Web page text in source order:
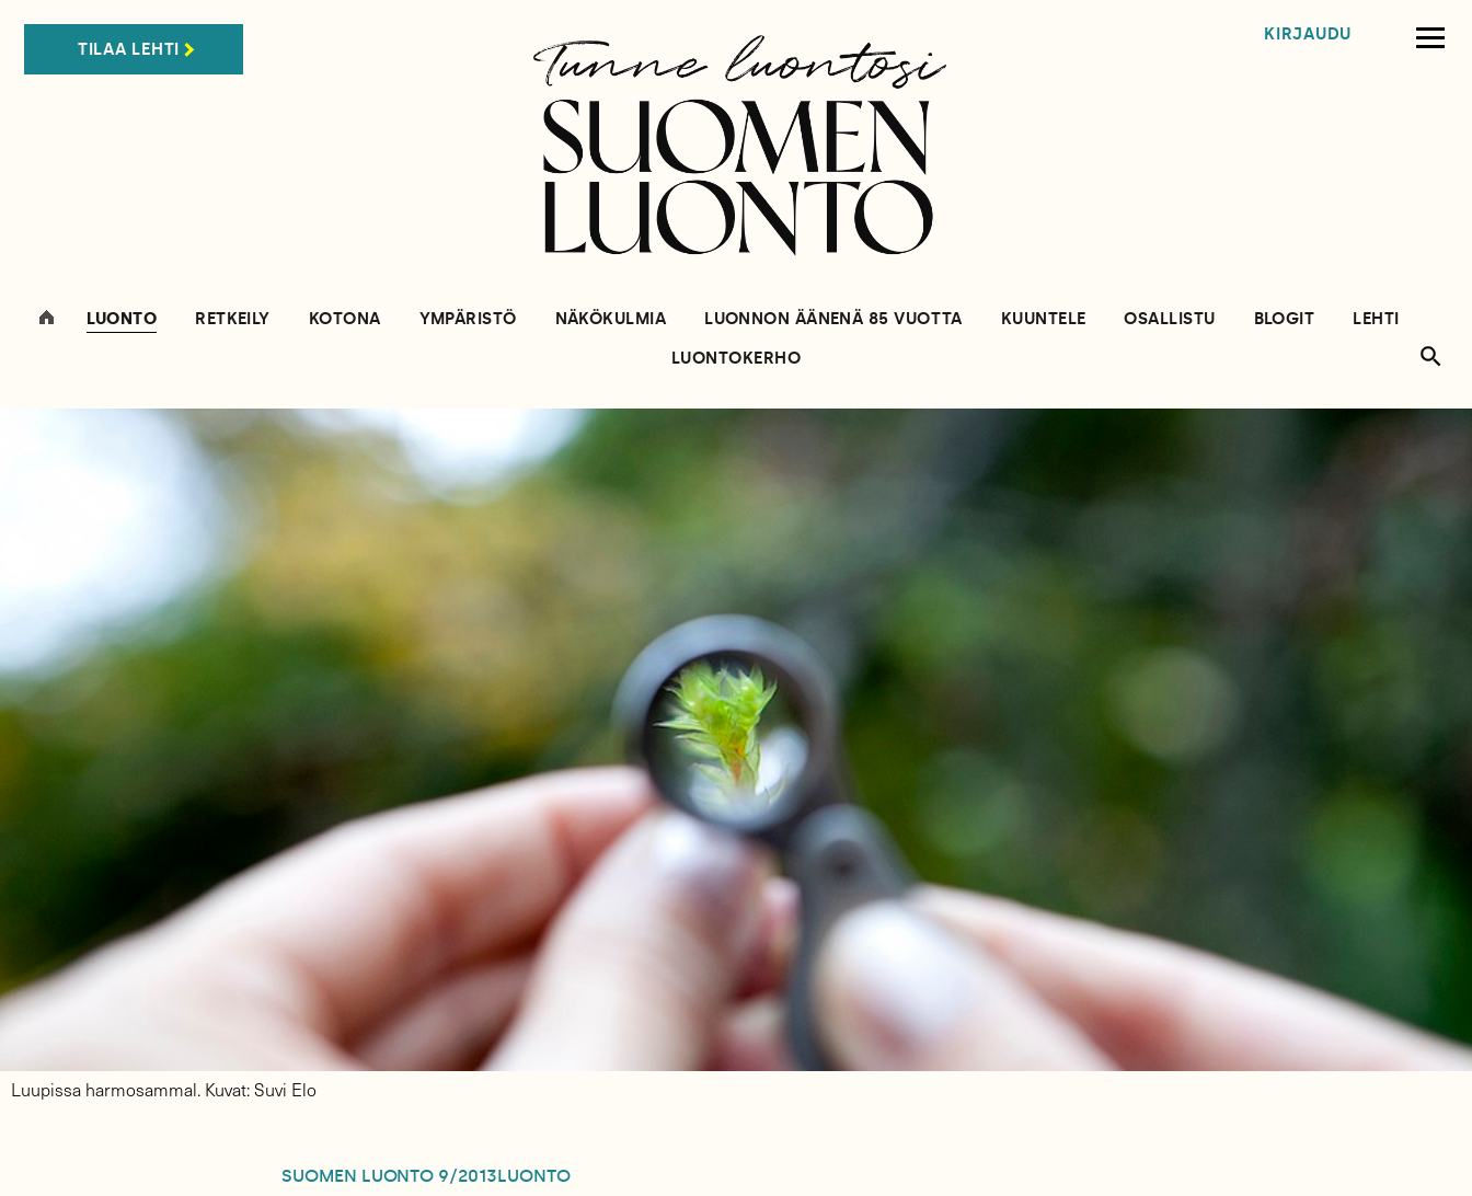
TILAA LEHTI
KIRJAUDU
LUONTO RETKEILY KOTONA YMPÄRISTÖ NÄKÖKULMIA LUONNON ÄÄNENÄ 85 VUOTTA KUUNTELE OSALLISTU BLOGIT
LEHTI
LUONTOKERHO
Luupissa harmosammal. Kuvat: Suvi Elo
SUOMEN LUONTO 9/2013LUONTO